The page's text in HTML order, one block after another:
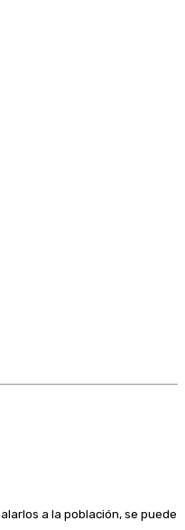
a la población, se puede